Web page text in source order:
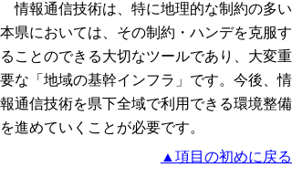
情報通信技術は、特に地理的な制約の多い
本県においては、その制約・ハンデを克服す
ることのできる大切なツールであり、大変重
要な「地域の基幹インフラ」です。今後、情
報通信技術を県下全域で利用できる環境整備
を進めていくことが必要です。
▲項目の初めに戻る